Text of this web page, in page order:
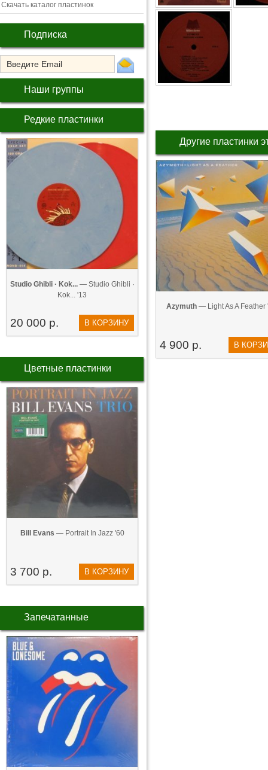
Скачать каталог пластинок
Подписка
Наши группы
Редкие пластинки
Studio Ghibli · Kok...— Studio Ghibli ·
Kok... '13
20 000 р. В КОРЗИНУ
Цветные пластинки
Bill Evans — Portrait In Jazz '60
3 700 р. В КОРЗИНУ
Запечатанные
Другие пластинки
Azymuth — Light As A Feather
4 900 р. В